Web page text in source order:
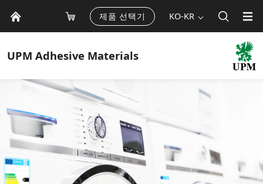
제품 선택기 KO-KR
UPM Adhesive Materials